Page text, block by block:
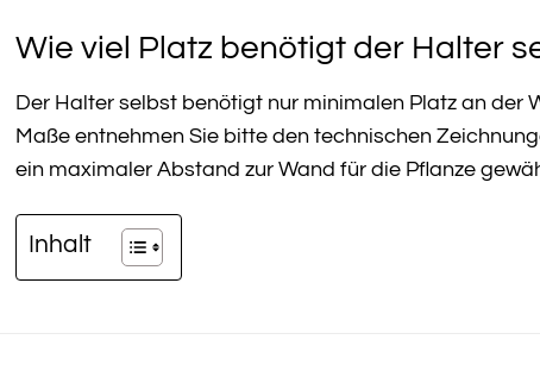
Wie viel Platz benötigt der Halter
Der Halter selbst benötigt nur minimalen Platz an der
Maße entnehmen Sie bitte den technischen
ein maximaler Abstand zur Wand für die Pflanze
Inhalt